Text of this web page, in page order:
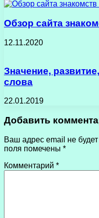
Обзор сайта
12.11.2020
Значение,
слова
22.01.2019
Добавить
Ваш адрес email не
поля помечены *
Комментарий *